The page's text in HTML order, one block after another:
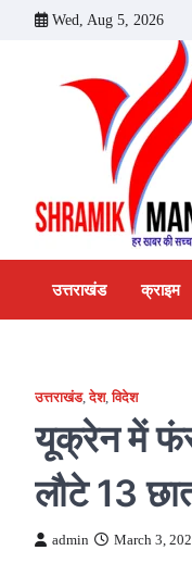
Wed, Aug 5, 2026
उत्तराखंड क्राइम
उत्तराखंड,देश,विदेश
यूक्रेन में
लौटे 13
admin March 3,